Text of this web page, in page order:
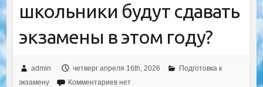
школьники будут сдавать
экзамены в этом году?
admin четверг апреля 16th, 2026
Подготовка к
экзамену
Комментариев нет